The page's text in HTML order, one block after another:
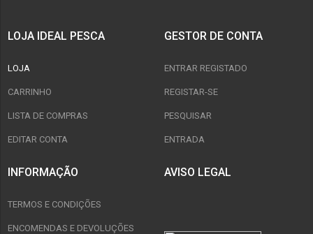
LOJA IDEAL PESCA
LOJA
CARRINHO
LISTA DE COMPRAS
EDITAR CONTA
GESTOR DE CONTA
ENTRAR REGISTADO
REGISTAR-SE
PESQUISAR
ENTRADA
INFORMAÇÃO
TERMOS E CONDIÇÕES
ENCOMENDAS E DEVOLUÇÕES
AVISO LEGAL